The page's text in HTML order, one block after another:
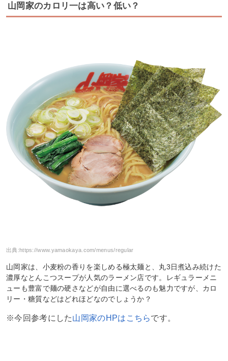
山岡家のカロリ一は高い？低い？
出典:https://www.yamaokaya.com/menus/regular
山岡家は、小麦粉の香りを楽しめる極太麺と、丸3日煮込み続けた
濃厚なとんこつスープが人気のラーメン店です。レギュラーメニ
ューも豊富で麺の硬さなどが自由に選べるのも魅力ですが、カロ
リー・糖質などはどれほどなのでしょうか？
※今回参考にした山岡家のHPはこちらです。